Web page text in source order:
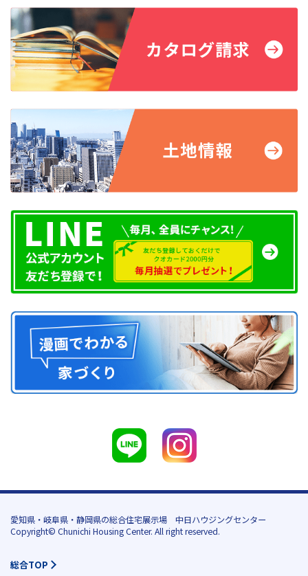
愛知県・岐阜県・静岡県の総合住宅展示場 中日ハウジングセンター
Copyright© Chunichi Housing Center. All right reserved.
総合TOP